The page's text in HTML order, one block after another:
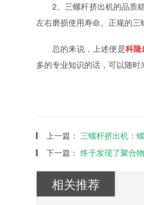
2、三螺杆挤出机的品质
左右磨损使用寿命。正规的三
总的来说，上述便是科隆
多的专业知识的话，可以随时
上一篇： 三螺杆挤出机：
下一篇： 终于发现了聚合
相关推荐